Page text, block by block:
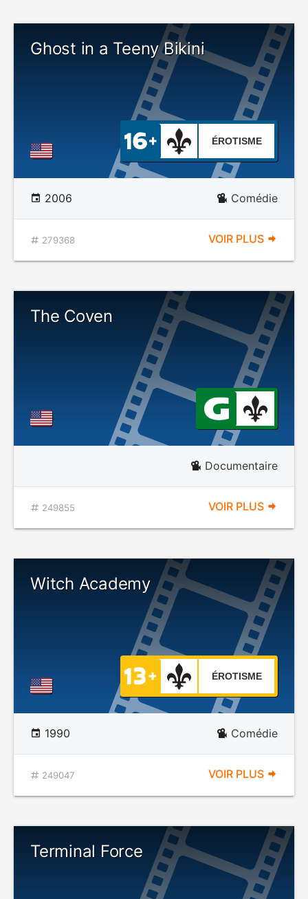
Ghost in a Teeny Bikini
ÉROTISME
2006 Comédie
279368 VOIR PLUS
The Coven
Documentaire
249855 VOIR PLUS
Witch Academy
ÉROTISME
1990 Comédie
249047 VOIR PLUS
Terminal Force